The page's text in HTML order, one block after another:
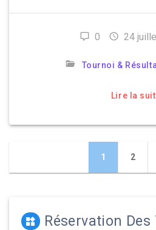
0 24
Tournoi &
Lire la
Navigation
des
articles
Page
1 Page
2
Réservation